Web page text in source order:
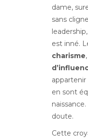
dame,
sans
est inné.
charisme
appartenir
en sont
doute.
Cette